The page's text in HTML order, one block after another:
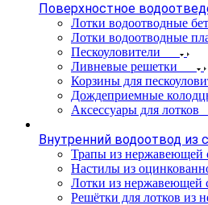
Поверхностное
Лотки водоотводные
Лотки водоотводные
Пескоуловители
Ливневые решетки
Корзины для
Дождеприемные
Аксессуары для лотков
Внутренний водоотвод из
Трапы из нержавеющей
Настилы из
Лотки из нержавеющей
Решётки для лотков из